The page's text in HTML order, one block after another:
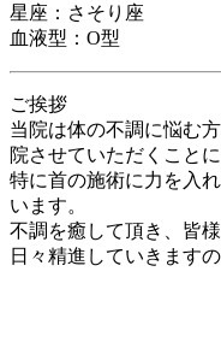
星座：さそり座
血液型：O型
ご挨拶
当院は体の不調に悩む
院させていただくことに
特に首の施術に力を入
います。
不調を癒して頂き、皆
日々精進していきます